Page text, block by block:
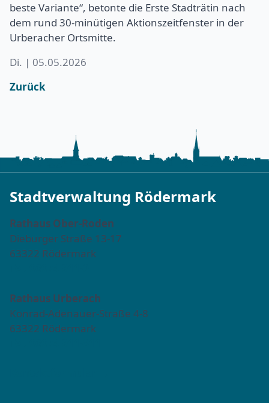
beste Variante“, betonte die Erste Stadträtin nach
dem rund 30-minütigen Aktionszeitfenster in der
Urberacher Ortsmitte.
Di. | 05.05.2026
Zurück
Stadtverwaltung Rödermark
Rathaus Ober-Roden
Dieburger Straße 13-17
63322 Rödermark
Rathaus Urberach
Konrad-Adenauer-Straße 4-8
63322 Rödermark